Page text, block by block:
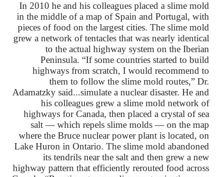
In 2010 he and his colleagues placed a slime mold
in the middle of a map of Spain and Portugal, with
pieces of food on the largest cities. The slime mold
grew a network of tentacles that was nearly identical
to the actual highway system on the Iberian
Peninsula. “If some countries started to build
highways from scratch, I would recommend to
them to follow the slime mold routes,” Dr.
Adamatzky said...simulate a nuclear disaster. He and
his colleagues grew a slime mold network of
highways for Canada, then placed a crystal of sea
salt — which repels slime molds — on the map
where the Bruce nuclear power plant is located, on
Lake Huron in Ontario. The slime mold abandoned
its tendrils near the salt and then grew a new
highway pattern that efficiently rerouted food across